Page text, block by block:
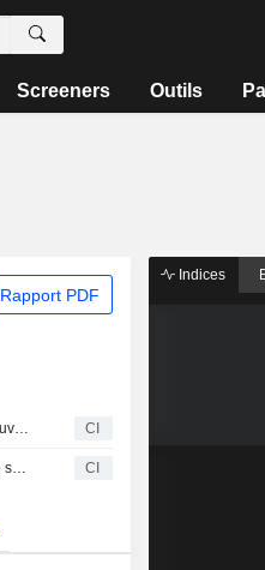
Screeners Outils
Rapport PDF
Henan Hengxing Science & Technology Co.,Ltd. approuve le dividende final 2025 sur les actions A CI
Henan Hengxing Science & Technology Co.,Ltd. publie ses résultats pour le premier trimestre clos le 31 mars 2026 CI
Indices